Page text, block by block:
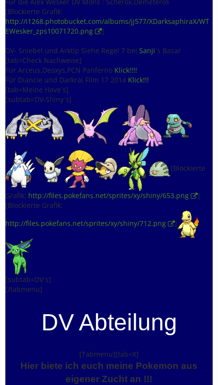
[Blockierte Grafik:
http://i1268.photobucket.com/albums/jj577/XDarksaphiraX/WT
EWesker_zps10071720.png
]
DV- Sniebel und Arktip Siehe Regel 7 bei Sanji´s Basar
[tab=Check Nachweise]
Für Arceus,Deoxys,PCN Panferno Klick!!!!
Für Diancie und Darkrai Film 17 2014 Klick!!!
[tab=Meine Have´s]
[subtab=DV-Shiny´s]
[Blockierte
Grafik: http://files.pokefans.net/sprites/xy/shiny/653.png
]
[Blockierte Grafik:
http://files.pokefans.net/sprites/xy/shiny/712.png
]
[subtab=DV´s]
[/tabmenu]
DV Abteilung
[Tabmenu][tab=X]
Hier biete ich euch meine Pokemon aus
eigener Zucht an !!!